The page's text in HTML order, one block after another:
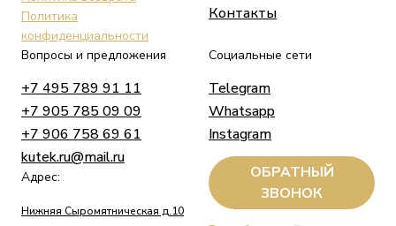
Политика
конфиденциальности
Контакты
Вопросы и предложения
+7 495 789 91 11
+7 905 785 09 09
+7 906 758 69 61
kutek.ru@mail.ru
Адрес:
Нижняя Сыромятническая д.10
Социальные сети
Telegram
Whatsapp
Instagram
ОБРАТНЫЙ
ЗВОНОК